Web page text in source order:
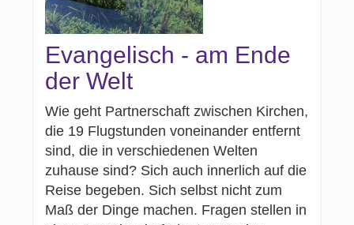
Evangelisch - am Ende
der Welt
Wie geht Partnerschaft zwischen Kirchen,
die 19 Flugstunden voneinander entfernt
sind, die in verschiedenen Welten
zuhause sind? Sich auch innerlich auf die
Reise begeben. Sich selbst nicht zum
Maß der Dinge machen. Fragen stellen in